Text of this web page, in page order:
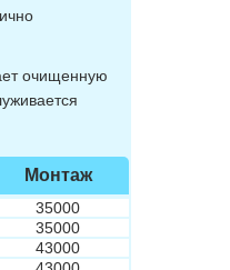
очищенную
Монтаж
35000
35000
43000